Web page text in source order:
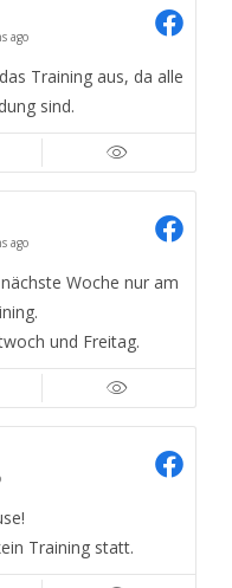
ago
Training aus, da alle
sind.
ago
Woche nur am
und Freitag.
Training statt.